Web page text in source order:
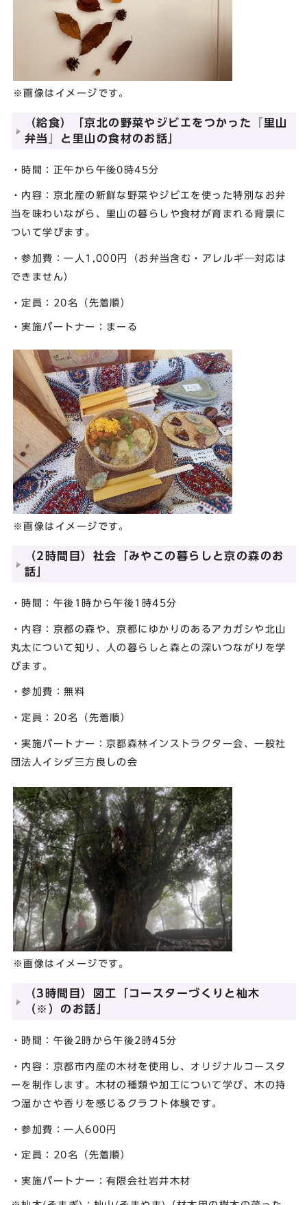
※画像はイメージです。
（給食）「京北の野菜やジビエをつかった『里山
弁当』と里山の食材のお話」
・時間：正午から午後0時45分
・内容：京北産の新鮮な野菜やジビエを使った特別なお弁
当を味わいながら、里山の暮らしや食材が育まれる背景に
ついて学びます。
・参加費：一人1,000円（お弁当含む・アレルギ―対応は
できません）
・定員：20名（先着順）
・実施パートナー：まーる
※画像はイメージです。
（2時間目）社会「みやこの暮らしと京の森のお
話」
・時間：午後1時から午後1時45分
・内容：京都の森や、京都にゆかりのあるアカガシや北山
丸太について知り、人の暮らしと森との深いつながりを学
びます。
・参加費：無料
・定員：20名（先着順）
・実施パートナー：京都森林インストラクター会、一般社
団法人イシダ三方良しの会
※画像はイメージです。
（3時間目）図工「コースターづくりと杣木
（※）のお話」
・時間：午後2時から午後2時45分
・内容：京都市内産の木材を使用し、オリジナルコースタ
ーを制作します。木材の種類や加工について学び、木の持
つ温かさや香りを感じるクラフト体験です。
・参加費：一人600円
・定員：20名（先着順）
・実施パートナー：有限会社岩井木材